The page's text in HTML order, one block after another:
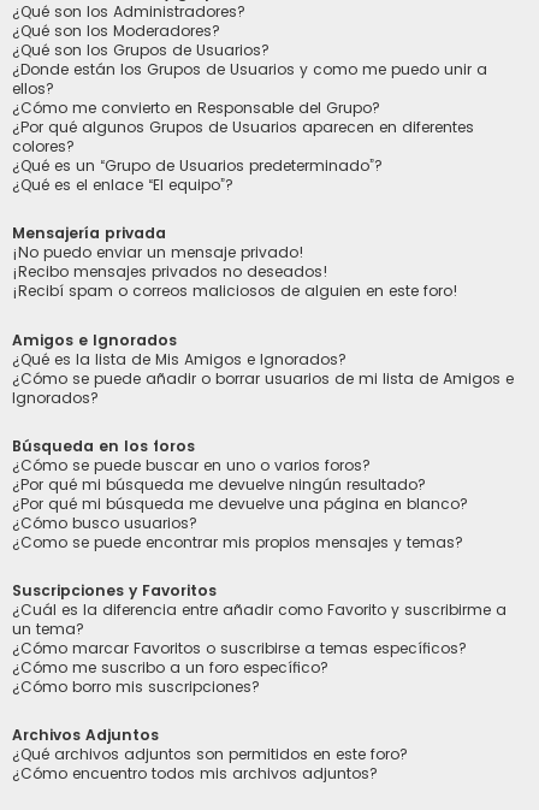
¿Qué son los Administradores?
¿Qué son los Moderadores?
¿Qué son los Grupos de Usuarios?
¿Donde están los Grupos de Usuarios y como me puedo unir a
ellos?
¿Cómo me convierto en Responsable del Grupo?
¿Por qué algunos Grupos de Usuarios aparecen en diferentes
colores?
¿Qué es un “Grupo de Usuarios predeterminado”?
¿Qué es el enlace “El equipo”?
Mensajería privada
¡No puedo enviar un mensaje privado!
¡Recibo mensajes privados no deseados!
¡Recibí spam o correos maliciosos de alguien en este foro!
Amigos e Ignorados
¿Qué es la lista de Mis Amigos e Ignorados?
¿Cómo se puede añadir o borrar usuarios de mi lista de Amigos e
Ignorados?
Búsqueda en los foros
¿Cómo se puede buscar en uno o varios foros?
¿Por qué mi búsqueda me devuelve ningún resultado?
¿Por qué mi búsqueda me devuelve una página en blanco?
¿Cómo busco usuarios?
¿Como se puede encontrar mis propios mensajes y temas?
Suscripciones y Favoritos
¿Cuál es la diferencia entre añadir como Favorito y suscribirme a
un tema?
¿Cómo marcar Favoritos o suscribirse a temas específicos?
¿Cómo me suscribo a un foro específico?
¿Cómo borro mis suscripciones?
Archivos Adjuntos
¿Qué archivos adjuntos son permitidos en este foro?
¿Cómo encuentro todos mis archivos adjuntos?